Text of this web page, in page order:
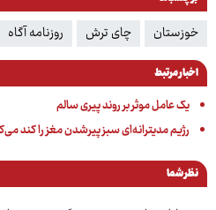
خوزستان چای ترش روزنامه آگاه
اخبار مرتبط
یک عامل موثر بر روند پیری سالم
رژیم مدیترانه‌ای سبز پیرشدن مغز را کند
نظر شما